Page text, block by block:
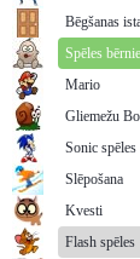
Bēgšanas
Spēles
Mario
Gliemežu
Sonic spēles
Slēpošana
Kvesti
Flash spēles